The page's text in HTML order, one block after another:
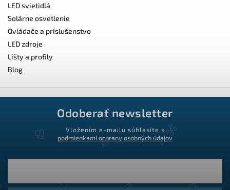
LED svietidlá
Solárne osvetlenie
Ovládače a príslušenstvo
LED zdroje
Lišty a profily
Blog
Odoberať newsletter
Vložením e-mailu súhlasíte s
podmienkami ochrany osobných údajov